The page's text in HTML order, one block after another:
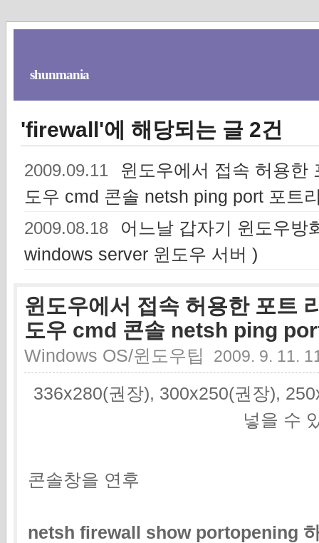
shunmania
'firewall'에 해당되는 글 2건
2009.09.11
윈도우에서 접속 허용한
도우 cmd 콘솔 netsh ping port 포트
2009.08.18
어느날 갑자기 윈도우방
windows server 윈도우 서버 )
윈도우에서 접속 허용한 포트
도우 cmd 콘솔 netsh ping
Windows OS/윈도우팁 2009. 9. 11.
336x280(권장), 300x250(권장),
넣을 수
콘솔창을 연후
netsh firewall show portopening